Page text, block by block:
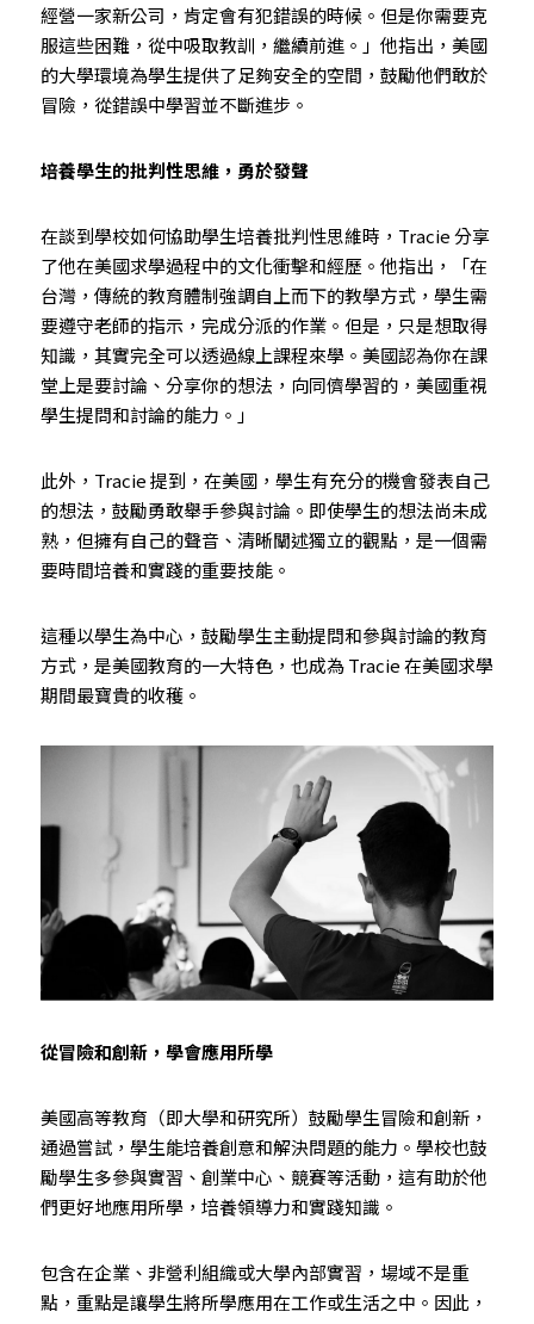
經營一家新公司，肯定會有犯錯誤的時候。但是你需要克
服這些困難，從中吸取教訓，繼續前進。」他指出，美國
的大學環境為學生提供了足夠安全的空間，鼓勵他們敢於
冒險，從錯誤中學習並不斷進步。
培養學生的批判性思維，勇於發聲
在談到學校如何協助學生培養批判性思維時，Tracie 分享
了他在美國求學過程中的文化衝擊和經歷。他指出，「在
台灣，傳統的教育體制強調自上而下的教學方式，學生需
要遵守老師的指示，完成分派的作業。但是，只是想取得
知識，其實完全可以透過線上課程來學。美國認為你在課
堂上是要討論、分享你的想法，向同儕學習的，美國重視
學生提問和討論的能力。」
此外，Tracie 提到，在美國，學生有充分的機會發表自己
的想法，鼓勵勇敢舉手參與討論。即使學生的想法尚未成
熟，但擁有自己的聲音、清晰闡述獨立的觀點，是一個需
要時間培養和實踐的重要技能。
這種以學生為中心，鼓勵學生主動提問和參與討論的教育
方式，是美國教育的一大特色，也成為 Tracie 在美國求學
期間最寶貴的收穫。
從冒險和創新，學會應用所學
美國高等教育（即大學和研究所）鼓勵學生冒險和創新，
通過嘗試，學生能培養創意和解決問題的能力。學校也鼓
勵學生多參與實習、創業中心、競賽等活動，這有助於他
們更好地應用所學，培養領導力和實踐知識。
包含在企業、非營利組織或大學內部實習，場域不是重
點，重點是讓學生將所學應用在工作或生活之中。因此，